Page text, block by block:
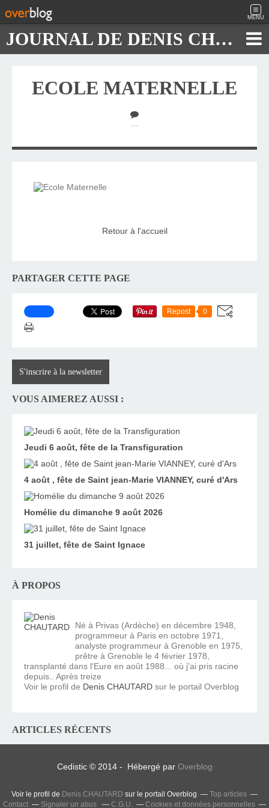
MENU
JOURNAL DE DENIS CHAUTARD
ECOLE MATERNELLE
…
Retour à l'accueil
PARTAGER CETTE PAGE
Repost 0
S'inscrire à la newsletter
VOUS AIMEREZ AUSSI :
Jeudi 6 août, fête de la Transfiguration
4 août , fête de Saint jean-Marie VIANNEY, curé d'Ars
Homélie du dimanche 9 août 2026
31 juillet, fête de Saint Ignace
À PROPOS
Né à Privas (Ardèche) en décembre 1948,
programmeur à Paris en octobre 1971,
analyste programmeur à Grenoble en 1975,
prêtre à Grenoble le 4 février 1978,
transplanté dans l'Eure en août 1988... où j'ai pris racine
depuis.. Après treize
Voir le profil de Denis CHAUTARD sur le portail Overblog
ARTICLES RÉCENTS
Cedistic © 2014 - Hébergé par Overblog
Voir le profil de Denis CHAUTARD sur le portail Overblog
Top articles
Contact
Signaler un abus C.G.U. Cookies et données personnelles